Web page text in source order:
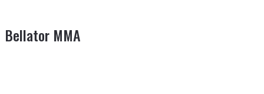
Bellator MMA